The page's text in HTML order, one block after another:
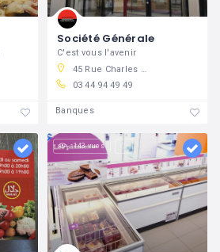
Société Générale
C'est vous l'avenir
45 Rue Charles De Gaulle, 60800 Crépy-en-Valois, France
03 44 94 49 49
Banques
143 vues